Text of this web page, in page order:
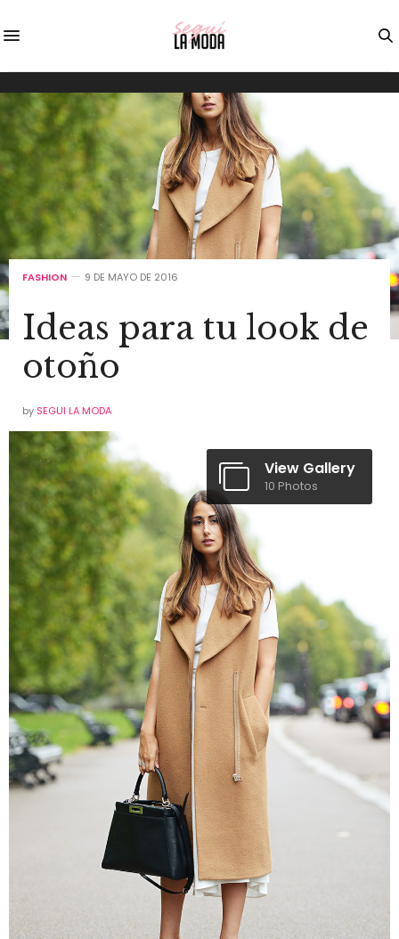
FASHION 9 DE MAYO DE 2016
Ideas para tu look de
otoño
by SEGUI LA MODA
View Gallery
10 Photos